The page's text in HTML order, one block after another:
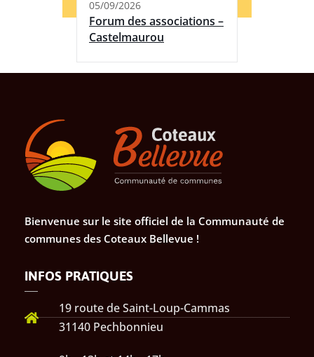
05/09/2026
Forum des associations –
Castelmaurou
Bienvenue sur le site officiel de la Communauté de
communes des Coteaux Bellevue !
INFOS PRATIQUES
19 route de Saint-Loup-Cammas
31140 Pechbonnieu